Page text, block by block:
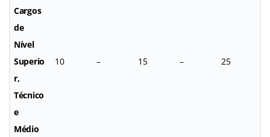
Cargos
de
Nível
Superio
r,
Técnico
e
Médio
10 – 15 – 25